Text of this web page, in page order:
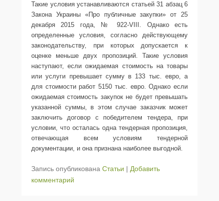
Такие условия устанавливаются статьей 31 абзац 6
Закона Украины «Про публичные закупки» от 25
декабря 2015 года, № 922-VIII. Однако есть
определенные условия, согласно действующему
законодательству, при которых допускается к
оценке меньше двух пропозиций. Такие условия
наступают, если ожидаемая стоимость на товары
или услуги превышает сумму в 133 тыс. евро, а
для стоимости работ 5150 тыс. евро. Однако если
ожидаемая стоимость закупок не будет превышать
указанной суммы, в этом случае заказчик может
заключить договор с победителем тендера, при
условии, что осталась одна тендерная пропозиция,
отвечающая всем условиям тендерной
документации, и она признана наиболее выгодной.
Запись опубликована Статьи | Добавить
комментарий